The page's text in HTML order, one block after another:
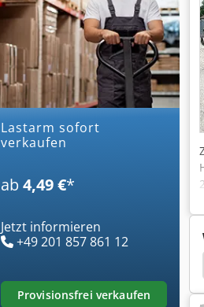
lastarm sofort
verkaufen
ab 4,49 €*
Jetzt informieren
+49 201 857 861 12
provisionsfrei verkaufen